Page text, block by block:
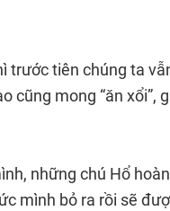
trước tiên chúng ta
cũng mong “ăn xổi”,
những chú Hổ
mình bỏ ra rồi sẽ